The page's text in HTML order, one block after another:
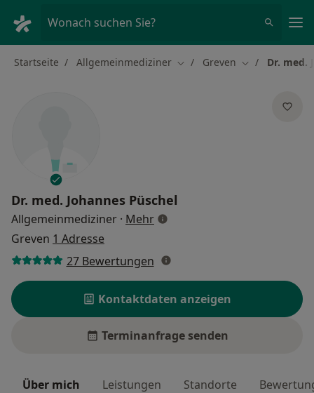
Wonach suchen Sie?
Startseite Allgemeinmediziner Stadt ändern
Greven Stadt ändern
Dr. med.
Dr. med. Johannes Püschel
Allgemeinmediziner · Mehrüber Spezialisierungen
Greven 1 Adresse
27 Bewertungen
Kontaktdaten anzeigen
Terminanfrage senden
Über mich Leistungen Standorte